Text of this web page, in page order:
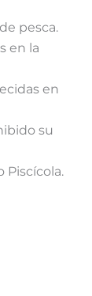
pesca.
en la
en
su
Piscícola.